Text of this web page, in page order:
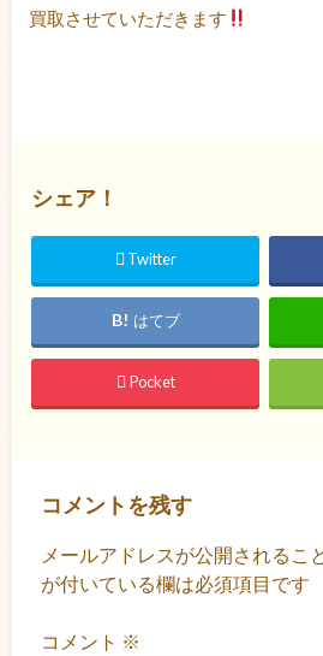
買取させていただきます
シェア！
Twitter
はてブ
Pocket
コメントを残す
メールアドレスが公開されるこ
が付いている欄は必須項目です
コメント ※